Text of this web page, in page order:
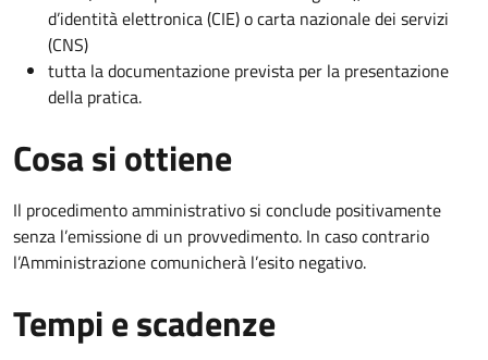
d’identità elettronica (CIE) o carta nazionale dei servizi
(CNS)
tutta la documentazione prevista per la presentazione
della pratica.
Cosa si ottiene
Il procedimento amministrativo si conclude positivamente
senza l’emissione di un provvedimento. In caso contrario
l’Amministrazione comunicherà l’esito negativo.
Tempi e scadenze